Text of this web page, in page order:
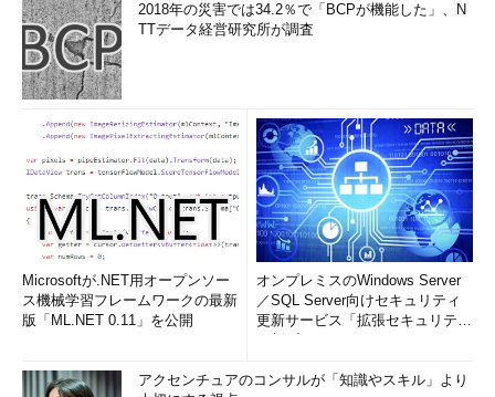
2018年の災害では34.2％で「BCPが機能した」、N
TTデータ経営研究所が調査
Microsoftが.NET用オープンソー
ス機械学習フレームワークの最新
版「ML.NET 0.11」を公開
オンプレミスのWindows Server
／SQL Server向けセキュリティ
更新サービス「拡張セキュリティ
アクセンチュアのコンサルが「知識やスキル」より